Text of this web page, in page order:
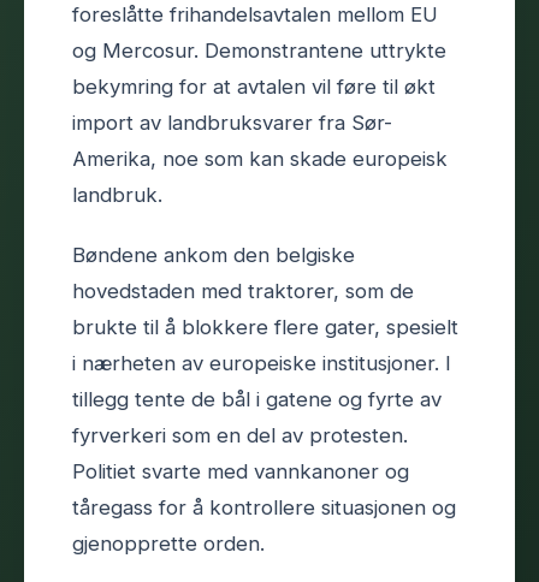
foreslåtte frihandelsavtalen mellom EU
og Mercosur. Demonstrantene uttrykte
bekymring for at avtalen vil føre til økt
import av landbruksvarer fra Sør-
Amerika, noe som kan skade europeisk
landbruk.
Bøndene ankom den belgiske
hovedstaden med traktorer, som de
brukte til å blokkere flere gater, spesielt
i nærheten av europeiske institusjoner. I
tillegg tente de bål i gatene og fyrte av
fyrverkeri som en del av protesten.
Politiet svarte med vannkanoner og
tåregass for å kontrollere situasjonen og
gjenopprette orden.